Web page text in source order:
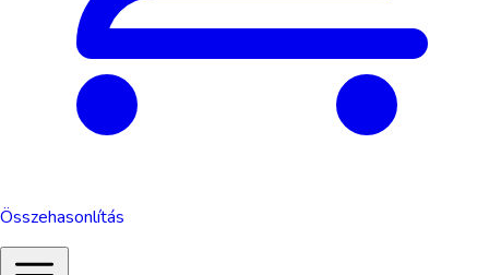
Összehasonlítás